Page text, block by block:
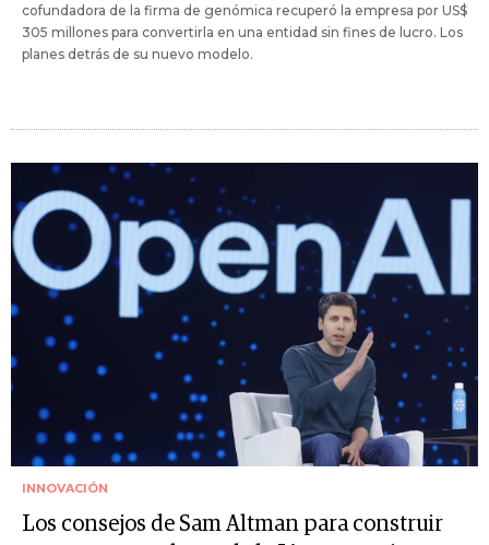
cofundadora de la firma de genómica recuperó la empresa por US$
305 millones para convertirla en una entidad sin fines de lucro. Los
planes detrás de su nuevo modelo.
INNOVACIÓN
Los consejos de Sam Altman para construir